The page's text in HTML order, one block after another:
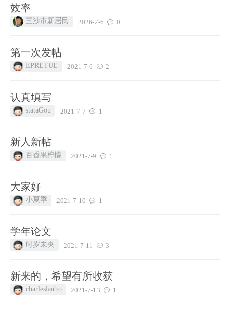
效率
三沙市新居民 2026-7-6 0
第一次发帖
EPRETUE 2021-7-6 2
认真填写
stataGou 2021-7-7 1
新人新帖
百香果柠檬 2021-7-9 1
大家好
小夏季 2021-7-10 1
学年论文
时岁未央 2021-7-11 3
新来的，希望有所收获
charleslanbo 2021-7-13 1